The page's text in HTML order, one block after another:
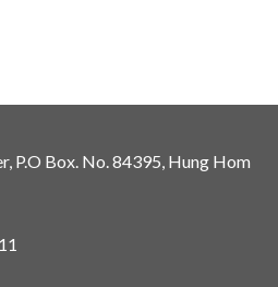
P.O Box. No. 84395, Hung Hom